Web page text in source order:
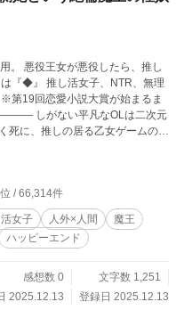
推し
死に、推しの居る乙女ゲームの王
ャは、魔族に騙され、内通役に
の力に目覚め、イリーシャの婚
貶めた罪で処刑され、二人は結ば
子供を産み聖女の力を失った描写
代OLから転生したイリーシャ
たちが一緒になれる世界の方が幸
位 / 66,314件
女子 人外×人間
魔王
ハッピーエンド
感想数 0
文字数 1,251
2025.12.13
登録日 2025.12.13